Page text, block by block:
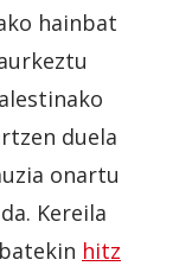
hainbat
duela
onartu
Kereila
hitz